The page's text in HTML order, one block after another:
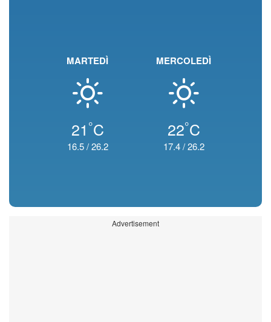
MARTEDÌ
21 °C
16.5/26.2
MERCOLEDÌ
22°C
17.4/26.2
Advertisement